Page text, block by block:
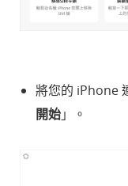
將您的 iPhone
開始」。